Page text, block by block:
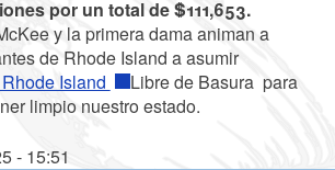
por un total de $111,653.
y la primera dama animan a
de Rhode Island a asumir
Island
Libre de Basura para
limpio nuestro estado.
- 15:51